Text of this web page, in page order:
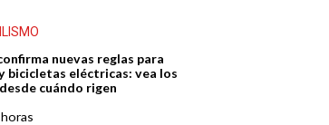
nuevas reglas para
bicicletas eléctricas: vea los
cuándo rigen